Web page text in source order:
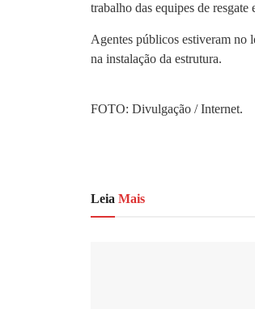
trabalho das equipes de resgate
Agentes públicos estiveram no
na instalação da estrutura.
FOTO: Divulgação / Internet.
Leia Mais